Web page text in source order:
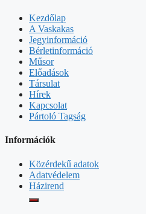
Kezdőlap
A Vaskakas
Jegyinformáció
Bérletinformáció
Műsor
Előadások
Társulat
Hírek
Kapcsolat
Pártoló Tagság
Információk
Közérdekű adatok
Adatvédelem
Házirend